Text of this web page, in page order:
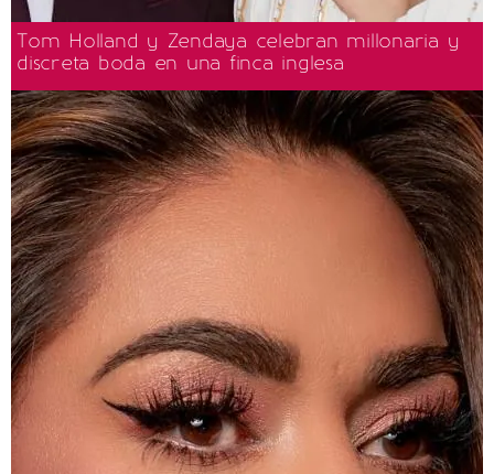
Tom Holland y Zendaya celebran millonaria y
discreta boda en una finca inglesa